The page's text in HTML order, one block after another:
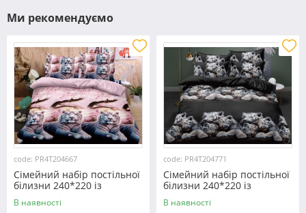
Ми рекомендуємо
code: PR4T204667
Сімейний набір постільної
білизни 240*220 із
полікотону №204667
Черешенька™
В наявності
code: PR4T204771
Сімейний набір постільної
білизни 240*220 із
полікотону №204771
Черешенька™
В наявності